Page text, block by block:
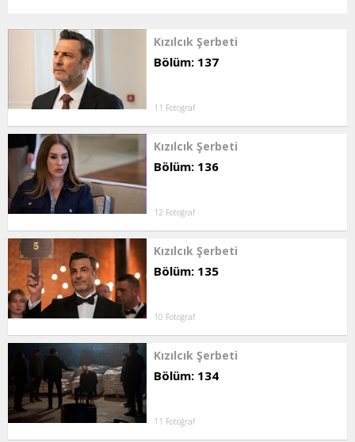
Kızılcık Şerbeti
Bölüm: 137
11 Fotoğraf
Kızılcık Şerbeti
Bölüm: 136
12 Fotoğraf
Kızılcık Şerbeti
Bölüm: 135
10 Fotoğraf
Kızılcık Şerbeti
Bölüm: 134
11 Fotoğraf